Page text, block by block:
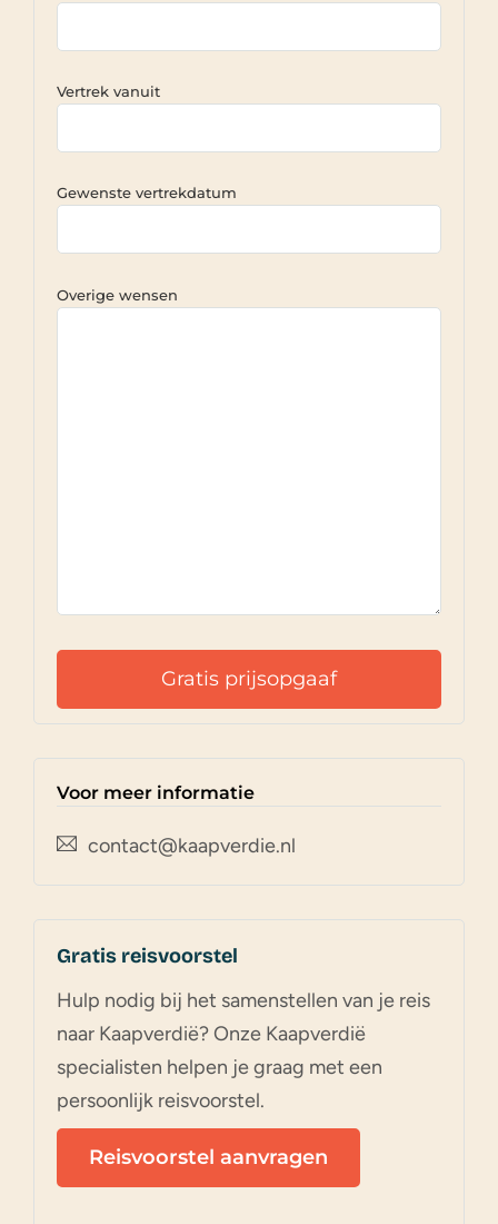
Vertrek vanuit
Gewenste vertrekdatum
Overige wensen
Voor meer informatie
contact@kaapverdie.nl
Gratis reisvoorstel
Hulp nodig bij het samenstellen van je reis
naar Kaapverdië? Onze Kaapverdië
specialisten helpen je graag met een
persoonlijk reisvoorstel.
Reisvoorstel aanvragen